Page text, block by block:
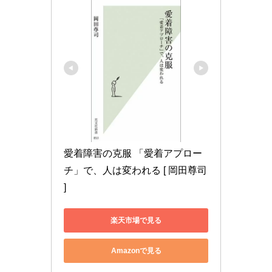
愛着障害の克服 「愛着アプロー
チ」で、人は変われる [ 岡田尊司
]
楽天市場で見る
Amazonで見る